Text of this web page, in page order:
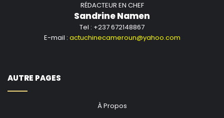
RÉDACTEUR EN CHEF
Sandrine Namen
Tel : +237 672148867
E-mail : actuchinecameroun@yahoo.com
AUTRE PAGES
À Propos